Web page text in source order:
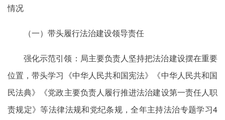
情况
（一）带头履行法治建设领导责任
强化示范引领：局主要负责人坚持把法治建设摆在重要
位置，带头学习《中华人民共和国宪法》《中华人民共和国
民法典》《党政主要负责人履行推进法治建设第一责任人职
责规定》等法律法规和党纪条规，全年主持法治专题学习4